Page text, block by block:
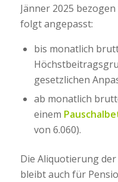
Jänner 2025
folgt angepasst:
bis monatlich
gesetzlichen
ab monatlich
einem
von 6.060).
Die Aliquotierung
bleibt auch für